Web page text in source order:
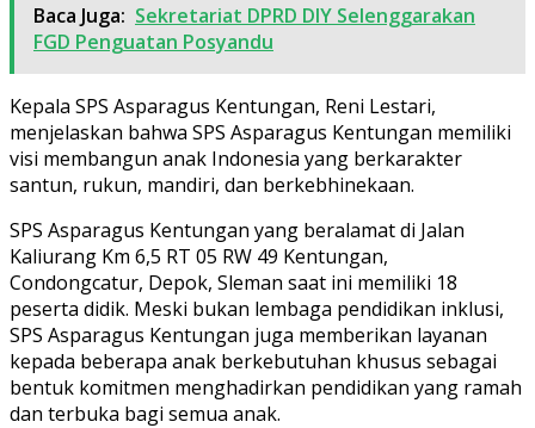
Baca Juga: Sekretariat DPRD DIY Selenggarakan
FGD Penguatan Posyandu
Kepala SPS Asparagus Kentungan, Reni Lestari,
menjelaskan bahwa SPS Asparagus Kentungan memiliki
visi membangun anak Indonesia yang berkarakter
santun, rukun, mandiri, dan berkebhinekaan.
SPS Asparagus Kentungan yang beralamat di Jalan
Kaliurang Km 6,5 RT 05 RW 49 Kentungan,
Condongcatur, Depok, Sleman saat ini memiliki 18
peserta didik. Meski bukan lembaga pendidikan inklusi,
SPS Asparagus Kentungan juga memberikan layanan
kepada beberapa anak berkebutuhan khusus sebagai
bentuk komitmen menghadirkan pendidikan yang ramah
dan terbuka bagi semua anak.